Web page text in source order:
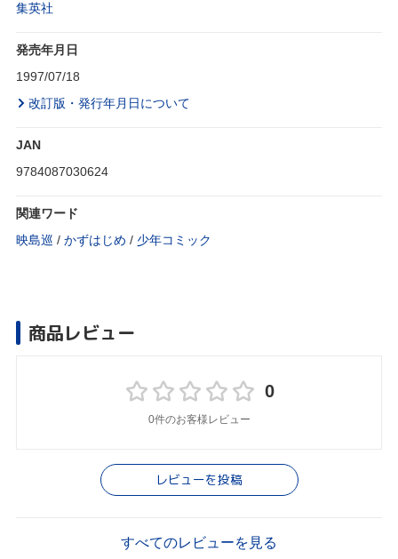
集英社
発売年月日
1997/07/18
改訂版・発行年月日について
JAN
9784087030624
関連ワード
映島巡 / かずはじめ / 少年コミック
商品レビュー
0
0件のお客様レビュー
レビューを投稿
すべてのレビューを見る